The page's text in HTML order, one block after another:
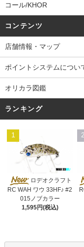
コール/KHOR
コンテンツ
店舗情報・マップ
ポイントシステムについ
オリカラ図鑑
ランキング
1
ロデオクラフト
RC WAH ワウ 33HF♪ #2
015ノブカラー
1,595円(税込)
2